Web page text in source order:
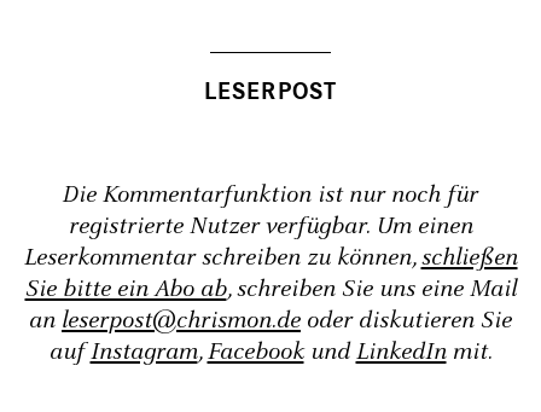
Die Kommentarfunktion ist nur noch für
registrierte Nutzer verfügbar. Um einen
Leserkommentar schreiben zu können,schließen
Sie bitte ein Abo ab, schreiben Sie uns eine Mail
an leserpost@chrismon.de oder diskutieren Sie
aufInstagram,FacebookundLinkedInmit.